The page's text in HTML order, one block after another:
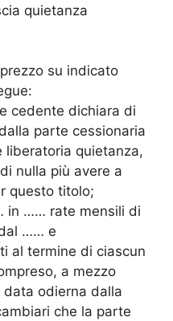
quietanza
su indicato
cedente dichiara di
parte cessionaria
liberatoria quietanza,
nulla più avere a
questo titolo;
in …… rate mensili di
…… e
al termine di ciascun
a mezzo
odierna dalla
che la parte